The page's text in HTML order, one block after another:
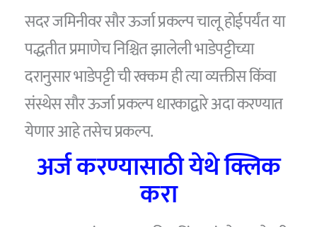
सदर जमिनीवर सौर ऊर्जा प्रकल्प चालू होईपर्यंत या
पद्धतीत प्रमाणेच निश्चित झालेली भाडेपट्टीच्या
दरानुसार भाडेपट्टी ची रक्कम ही त्या व्यक्तीस किंवा
संस्थेस सौर ऊर्जा प्रकल्प धारकाद्वारे अदा करण्यात
येणार आहे तसेच प्रकल्प.
अर्ज करण्यासाठी येथे क्लिक
करा